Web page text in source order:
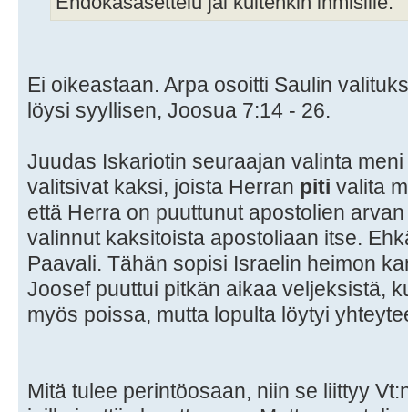
Ei oikeastaan. Arpa osoitti Saulin
löysi syyllisen, Joosua 7:14 - 26.
Juudas Iskariotin seuraajan valinta
valitsivat kaksi, joista Herran piti valita
että Herra on puuttunut apostolien
valinnut kaksitoista apostoliaan itse.
Paavali. Tähän sopisi Israelin heimon
Joosef puuttui pitkän aikaa veljeksistä,
myös poissa, mutta lopulta löytyi
Mitä tulee perintöosaan, niin se liittyy